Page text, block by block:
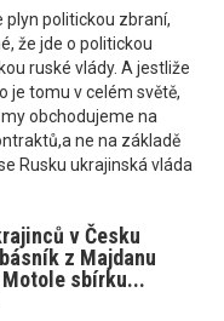
plyn politickou zbraní,
že jde o politickou
ruské vlády. A jestliže
je tomu v celém světě,
obchodujeme na
ne na základě
Rusku ukrajinská vláda
v Česku
z Majdanu
sbírku...